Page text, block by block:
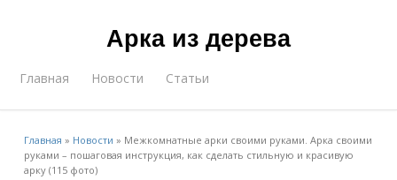
Арка из дерева
Главная Новости Статьи
Главная » Новости » Межкомнатные арки своими руками. Арка своими
руками – пошаговая инструкция, как сделать стильную и красивую
арку (115 фото)